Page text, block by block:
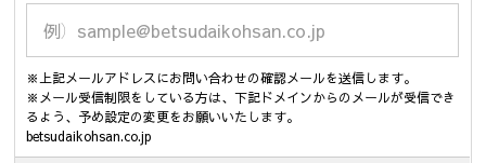
※上記メールアドレスにお問い合わせの確認メールを送信します。
※メール受信制限をしている方は、下記ドメインからのメールが受信でき
るよう、予め設定の変更をお願いいたします。
betsudaikohsan.co.jp